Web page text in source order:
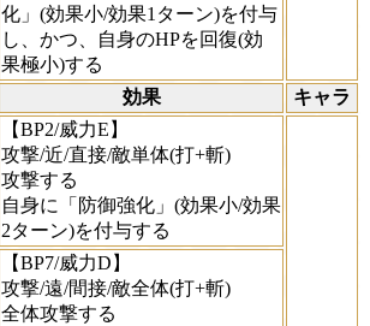
化」(効果小/効果1ターン)を付与
し、かつ、自身のHPを回復(効
果極小)する
効果 キャラ
【BP2/威力E】
攻撃/近/直接/敵単体(打+斬)
攻撃する
自身に「防御強化」(効果小/効果
2ターン)を付与する
【BP7/威力D】
攻撃/遠/間接/敵全体(打+斬)
全体攻撃する